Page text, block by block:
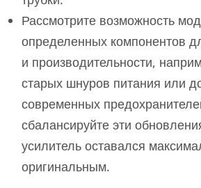
Рассмотрите возможность
определенных компонентов
и производительности,
старых шнуров питания или
современных
сбалансируйте эти
усилитель оставался
оригинальным.